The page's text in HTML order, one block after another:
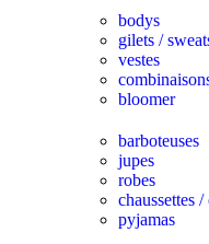
bodys
gilets /
vestes
bloomer
barboteuses
jupes
robes
chaussettes
pyjamas